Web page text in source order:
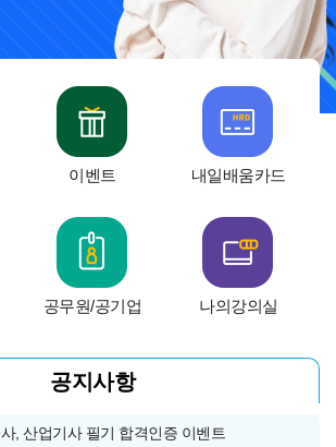
이벤트 내일배움카드
공무원/공기업 나의강의실
공지사항
, 산업기사 필기 합격인증 이벤트